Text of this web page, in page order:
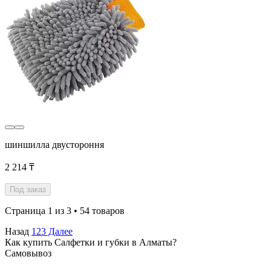
шиншилла двустороння
2 214 ₸
Под заказ
Страница 1 из 3 • 54 товаров
Назад 1 23 Далее
Как купить Салфетки и губки в Алматы?
Самовывоз